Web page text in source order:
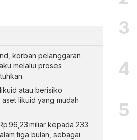
korban pelanggaran
melalui proses
atau berisiko
likuid yang mudah
96,23 miliar kepada 233
tiga bulan, sebagai